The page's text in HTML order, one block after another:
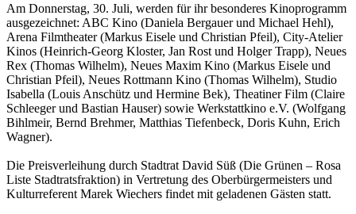
Am Donnerstag, 30. Juli, werden für ihr besonderes Kinoprogramm
ausgezeichnet: ABC Kino (Daniela Bergauer und Michael Hehl),
Arena Filmtheater (Markus Eisele und Christian Pfeil), City-Atelier
Kinos (Heinrich-Georg Kloster, Jan Rost und Holger Trapp), Neues
Rex (Thomas Wilhelm), Neues Maxim Kino (Markus Eisele und
Christian Pfeil), Neues Rottmann Kino (Thomas Wilhelm), Studio
Isabella (Louis Anschütz und Hermine Bek), Theatiner Film (Claire
Schleeger und Bastian Hauser) sowie Werkstattkino e.V. (Wolfgang
Bihlmeir, Bernd Brehmer, Matthias Tiefenbeck, Doris Kuhn, Erich
Wagner).
Die Preisverleihung durch Stadtrat David Süß (Die Grünen – Rosa
Liste Stadtratsfraktion) in Vertretung des Oberbürgermeisters und
Kulturreferent Marek Wiechers findet mit geladenen Gästen statt.